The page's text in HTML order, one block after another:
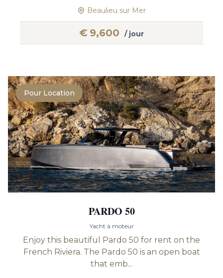
Beaulieu sur Mer
€ 9,600 / jour
Pour Location
PARDO 50
Yacht à moteur
Enjoy this beautiful Pardo 50 for rent on the
French Riviera. The Pardo 50 is an open boat
that emb...